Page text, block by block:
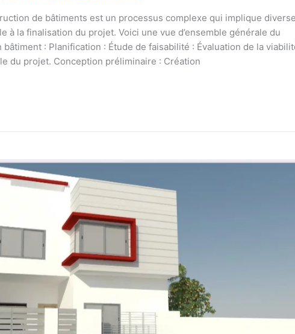
de bâtiments est un processus complexe qui implique
à la finalisation du projet. Voici une vue d’ensemble générale du
bâtiment : Planification : Étude de faisabilité : Évaluation de la
du projet. Conception préliminaire : Création